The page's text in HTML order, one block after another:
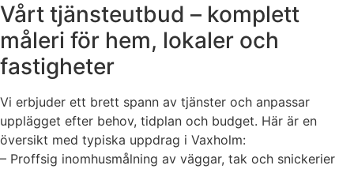
Vårt tjänsteutbud – komplett
måleri för hem, lokaler och
fastigheter
Vi erbjuder ett brett spann av tjänster och anpassar
upplägget efter behov, tidplan och budget. Här är en
översikt med typiska uppdrag i Vaxholm:
– Proffsig inomhusmålning av väggar, tak och snickerier